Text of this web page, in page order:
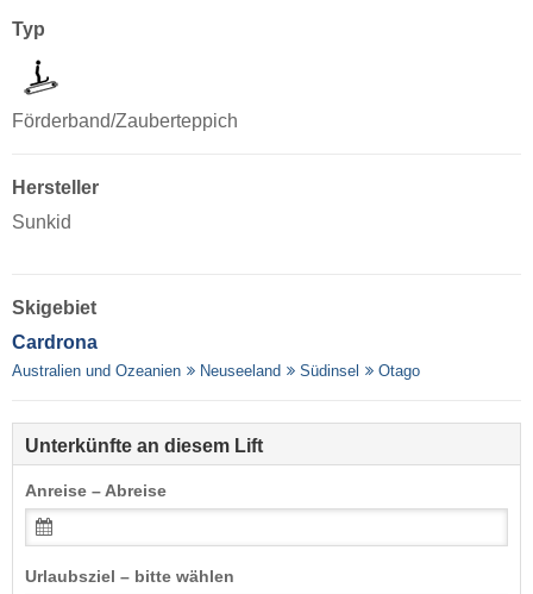
Typ
Förderband/Zauberteppich
Hersteller
Sunkid
Skigebiet
Cardrona
Australien und Ozeanien Neuseeland Südinsel Otago
Unterkünfte an diesem Lift
Anreise – Abreise
Urlaubsziel – bitte wählen